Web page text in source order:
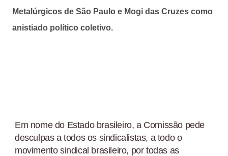
Metalúrgicos de São Paulo e Mogi das Cruzes como
anistiado político coletivo.
Em nome do Estado brasileiro, a Comissão pede
desculpas a todos os sindicalistas, a todo o
movimento sindical brasileiro, por todas as